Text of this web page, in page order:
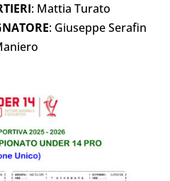
: Mattia Turato
: Giuseppe Serafin